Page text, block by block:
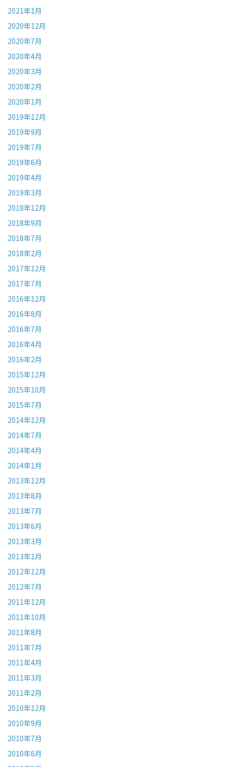
2021年1月
2020年12月
2020年7月
2020年4月
2020年3月
2020年2月
2020年1月
2019年12月
2019年9月
2019年7月
2019年6月
2019年4月
2019年3月
2018年12月
2018年9月
2018年7月
2018年2月
2017年12月
2017年7月
2016年12月
2016年8月
2016年7月
2016年4月
2016年2月
2015年12月
2015年10月
2015年7月
2014年12月
2014年7月
2014年4月
2014年1月
2013年12月
2013年8月
2013年7月
2013年6月
2013年3月
2013年1月
2012年12月
2012年7月
2011年12月
2011年10月
2011年8月
2011年7月
2011年4月
2011年3月
2011年2月
2010年12月
2010年9月
2010年7月
2010年6月